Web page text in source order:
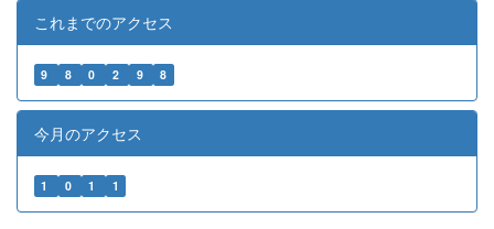
これまでのアクセス
9 8 0 2 9 8
今月のアクセス
1 0 1 1